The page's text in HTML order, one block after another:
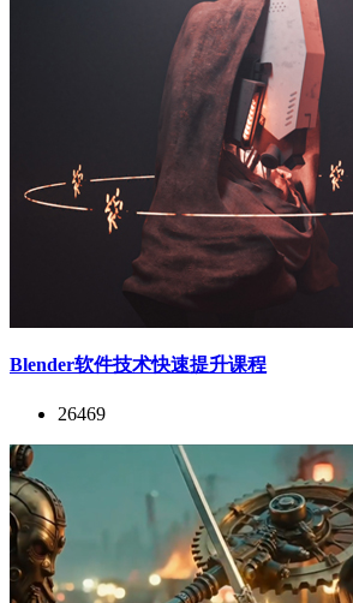
Blender软件技术快速提升课程
26469